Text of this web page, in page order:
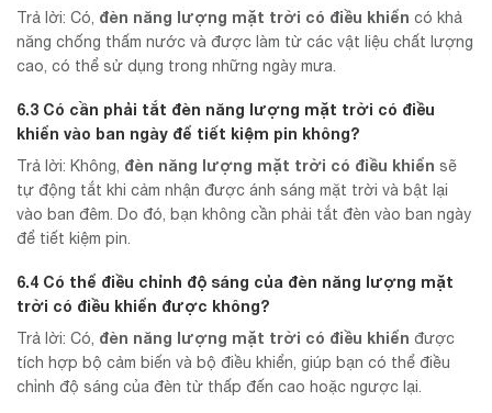
Trả lời: Có, đèn năng lượng mặt trời có điều khiển có khả
năng chống thấm nước và được làm từ các vật liệu chất lượng
cao, có thể sử dụng trong những ngày mưa.
6.3 Có cần phải tắt đèn năng lượng mặt trời có điều
khiển vào ban ngày để tiết kiệm pin không?
Trả lời: Không, đèn năng lượng mặt trời có điều khiển sẽ
tự động tắt khi cảm nhận được ánh sáng mặt trời và bật lại
vào ban đêm. Do đó, bạn không cần phải tắt đèn vào ban ngày
để tiết kiệm pin.
6.4 Có thể điều chỉnh độ sáng của đèn năng lượng mặt
trời có điều khiển được không?
Trả lời: Có, đèn năng lượng mặt trời có điều khiển được
tích hợp bộ cảm biến và bộ điều khiển, giúp bạn có thể điều
chỉnh độ sáng của đèn từ thấp đến cao hoặc ngược lại.